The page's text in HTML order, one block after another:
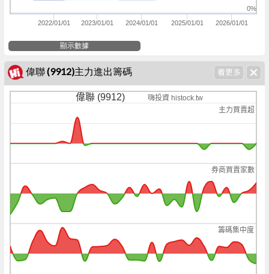
2022/01/01 2023/01/01 2024/01/01 2025/01/01 2026/01/01
0%
顯示數據
偉聯 (9912)主力進出籌碼
主力買賣超
券商買賣家數
籌碼集中度
偉聯 (9912) 嗨投資 histock.tw